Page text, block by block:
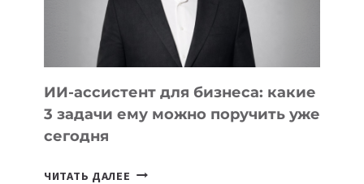
ТАДЖИКИСТАНА
ИИ-ассистент для бизнеса: какие
3 задачи ему можно поручить уже
сегодня
ЧИТАТЬ ДАЛЕЕ ИИ-